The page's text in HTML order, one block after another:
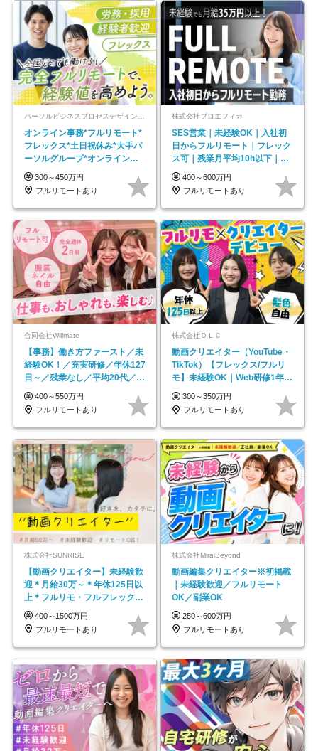
オンライン事務*フルリモート*
フレックス*土日祝休み*大手パ
ーソルグループ*オンライン面
接*30～40代活躍中
300～450万円
フルリモートあり
株式会社プロエフィカ
SES営業｜未経験OK｜入社初
日からフルリモート｜フレック
ス可｜残業月平均10h以下｜事
業立ち上げメンバー
400～600万円
フルリモートあり
合同会社Willmate
【事務】働き方ファースト／未
経験OK！／充実研修／年休127
日～／残業なし／平均20代／リ
モートOK
400～550万円
フルリモートあり
株式会社ＯＬＣ
動画クリエイター（YouTube・
TikTok）【フレックス/フルリ
モ】未経験OK｜Web研修1年間
｜副業OK
300～350万円
フルリモートあり
株式会社SUNRISE
【動画クリエイター】未経験歓
迎＊月給30万～＊年休125日以
上＊フルリモ・フルフレックス
◆10名の採用が決定◆
400～1500万円
フルリモートあり
株式会社MiraiBeyond
動画編集クリエイター※初掲載
｜未経験歓迎／フルリモート
OK／副業OK
250～600万円
フルリモートあり